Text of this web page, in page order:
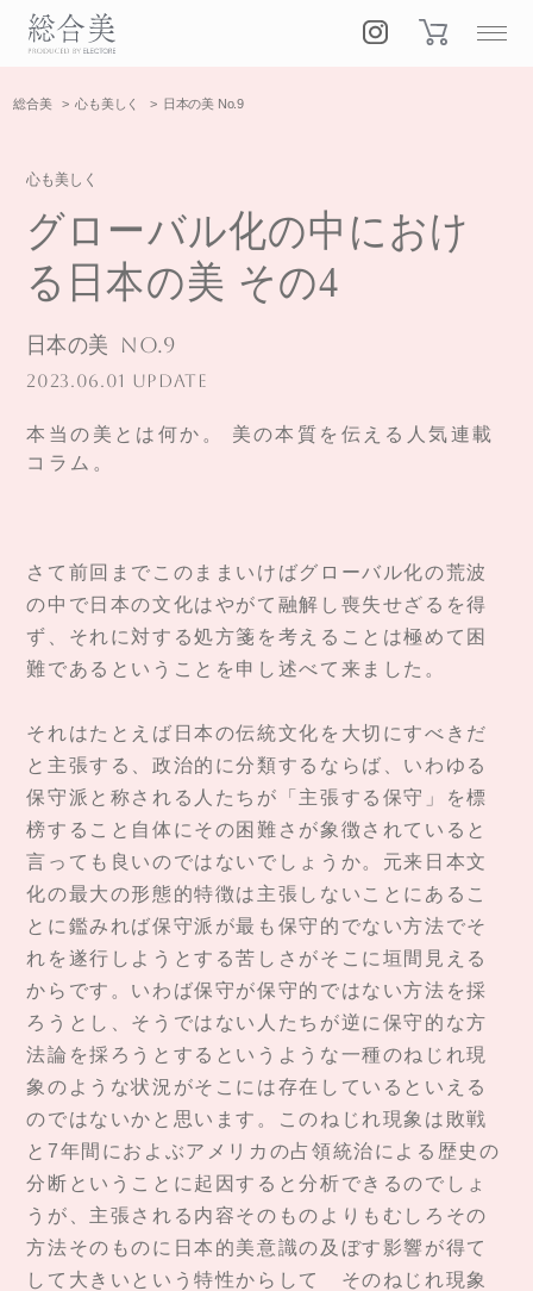
総合美 心も美しく 日本の美 No.9
心も美しく
グローバル化の中におけ
る日本の美 その4
日本の美 No.9
2023.06.01 UPDATE
本当の美とは何か。 美の本質を伝える人気連載
コラム。
さて前回までこのままいけばグローバル化の荒波
の中で日本の文化はやがて融解し喪失せざるを得
ず、それに対する処方箋を考えることは極めて困
難であるということを申し述べて来ました。
それはたとえば日本の伝統文化を大切にすべきだ
と主張する、政治的に分類するならば、いわゆる
保守派と称される人たちが「主張する保守」を標
榜すること自体にその困難さが象徴されていると
言っても良いのではないでしょうか。元来日本文
化の最大の形態的特徴は主張しないことにあるこ
とに鑑みれば保守派が最も保守的でない方法でそ
れを遂行しようとする苦しさがそこに垣間見える
からです。いわば保守が保守的ではない方法を採
ろうとし、そうではない人たちが逆に保守的な方
法論を採ろうとするというような一種のねじれ現
象のような状況がそこには存在しているといえる
のではないかと思います。このねじれ現象は敗戦
と7年間におよぶアメリカの占領統治による歴史の
分断ということに起因すると分析できるのでしょ
うが、主張される内容そのものよりもむしろその
方法そのものに日本的美意識の及ぼす影響が得て
して大きいという特性からして そのねじれ現象